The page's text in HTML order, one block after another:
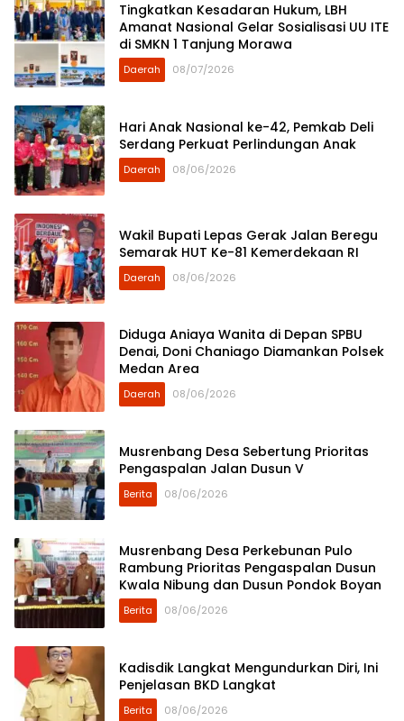
Tingkatkan Kesadaran Hukum, LBH
Amanat Nasional Gelar Sosialisasi UU ITE
di SMKN 1 Tanjung Morawa
Daerah 08/07/2026
Hari Anak Nasional ke-42, Pemkab Deli
Serdang Perkuat Perlindungan Anak
Daerah 08/06/2026
Wakil Bupati Lepas Gerak Jalan Beregu
Semarak HUT Ke-81 Kemerdekaan RI
Daerah 08/06/2026
Diduga Aniaya Wanita di Depan SPBU
Denai, Doni Chaniago Diamankan Polsek
Medan Area
Daerah 08/06/2026
Musrenbang Desa Sebertung Prioritas
Pengaspalan Jalan Dusun V
Berita 08/06/2026
Musrenbang Desa Perkebunan Pulo
Rambung Prioritas Pengaspalan Dusun
Kwala Nibung dan Dusun Pondok Boyan
Berita 08/06/2026
Kadisdik Langkat Mengundurkan Diri, Ini
Penjelasan BKD Langkat
Berita 08/06/2026